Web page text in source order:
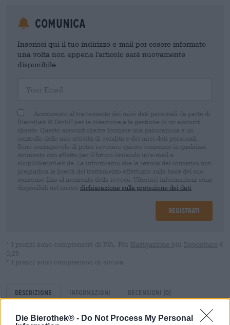
Die Bierothek® - Do Not Process My Personal
Comunica
Inserisci qui il tuo indirizzo e-mail per essere informato
una volta non appena l'articolo sarà nuovamente
disponibile.
Acconsento al trattamento dei miei dati personali da parte di
Bierothek ® GmbH per la creazione e la gestione di un account
cliente. Questo account cliente fornisce una panoramica e un
controllo delle mie attività di vendita e dei miei dati personali.
Sono consapevole di poter revocare questo consenso in qualsiasi
momento con effetto per il futuro inviando un'e-mail a
shop@bierothek.de. La informiamo che la revoca del consenso non
pregiudica la liceità del trattamento effettuato sulla base del suo
consenso fino al momento della revoca. Ulteriori informazioni sono
disponibili nel nostro dichiarazione sulla protezione dei dati
Registrati
* I prezzi sono comprensivi di IVA. Più Navigazione più Depositare €
0,25
* I prezzi sono comprensivi di accisa
Descrizione Informazioni Recensioni (0)